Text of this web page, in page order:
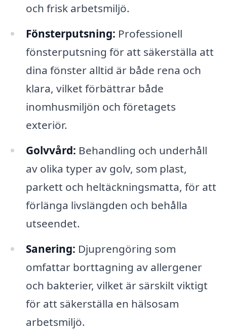
och frisk arbetsmiljö.
Fönsterputsning: Professionell
fönsterputsning för att säkerställa att
dina fönster alltid är både rena och
klara, vilket förbättrar både
inomhusmiljön och företagets
exteriör.
Golvvård: Behandling och underhåll
av olika typer av golv, som plast,
parkett och heltäckningsmatta, för att
förlänga livslängden och behålla
utseendet.
Sanering: Djuprengöring som
omfattar borttagning av allergener
och bakterier, vilket är särskilt viktigt
för att säkerställa en hälsosam
arbetsmiljö.